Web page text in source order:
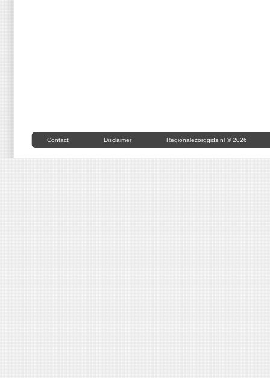
Contact Disclaimer Regionalezorggids.nl © 2026